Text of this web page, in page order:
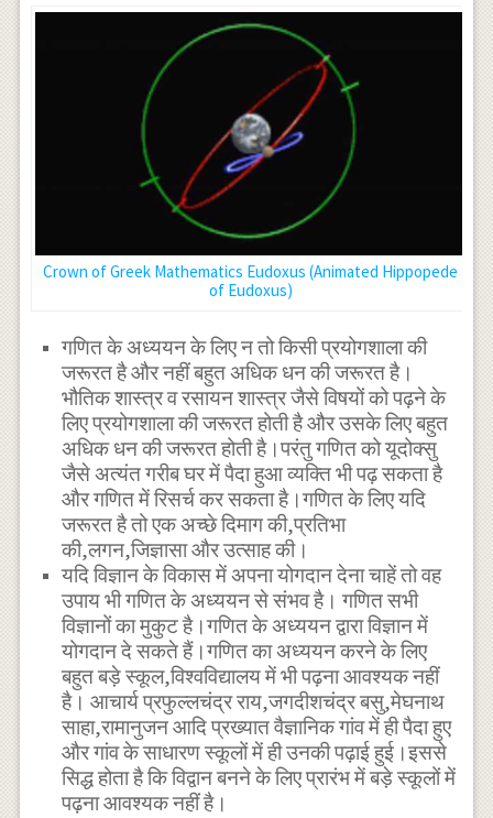
Crown of Greek Mathematics Eudoxus (Animated Hippopede
of Eudoxus)
गणित के अध्ययन के लिए न तो किसी प्रयोगशाला की
जरूरत है और नहीं बहुत अधिक धन की जरूरत है।
भौतिक शास्त्र व रसायन शास्त्र जैसे विषयों को पढ़ने के
लिए प्रयोगशाला की जरूरत होती है और उसके लिए बहुत
अधिक धन की जरूरत होती है।परंतु गणित को यूदोक्सु
जैसे अत्यंत गरीब घर में पैदा हुआ व्यक्ति भी पढ़ सकता है
और गणित में रिसर्च कर सकता है।गणित के लिए यदि
जरूरत है तो एक अच्छे दिमाग की,प्रतिभा
की,लगन,जिज्ञासा और उत्साह की।
यदि विज्ञान के विकास में अपना योगदान देना चाहें तो वह
उपाय भी गणित के अध्ययन से संभव है। गणित सभी
विज्ञानों का मुकुट है।गणित के अध्ययन द्वारा विज्ञान में
योगदान दे सकते हैं।गणित का अध्ययन करने के लिए
बहुत बड़े स्कूल,विश्वविद्यालय में भी पढ़ना आवश्यक नहीं
है। आचार्य प्रफुल्लचंद्र राय,जगदीशचंद्र बसु,मेघनाथ
साहा,रामानुजन आदि प्रख्यात वैज्ञानिक गांव में ही पैदा हुए
और गांव के साधारण स्कूलों में ही उनकी पढ़ाई हुई।इससे
सिद्ध होता है कि विद्वान बनने के लिए प्रारंभ में बड़े स्कूलों में
पढ़ना आवश्यक नहीं है।